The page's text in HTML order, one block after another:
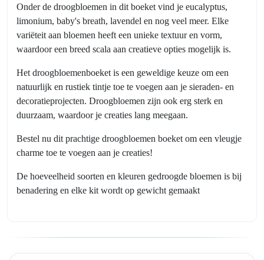
Onder de droogbloemen in dit boeket vind je eucalyptus,
limonium, baby's breath, lavendel en nog veel meer. Elke
variëteit aan bloemen heeft een unieke textuur en vorm,
waardoor een breed scala aan creatieve opties mogelijk is.
Het droogbloemenboeket is een geweldige keuze om een
natuurlijk en rustiek tintje toe te voegen aan je sieraden- en
decoratieprojecten. Droogbloemen zijn ook erg sterk en
duurzaam, waardoor je creaties lang meegaan.
Bestel nu dit prachtige droogbloemen boeket om een vleugje
charme toe te voegen aan je creaties!
De hoeveelheid soorten en kleuren gedroogde bloemen is bij
benadering en elke kit wordt op gewicht gemaakt